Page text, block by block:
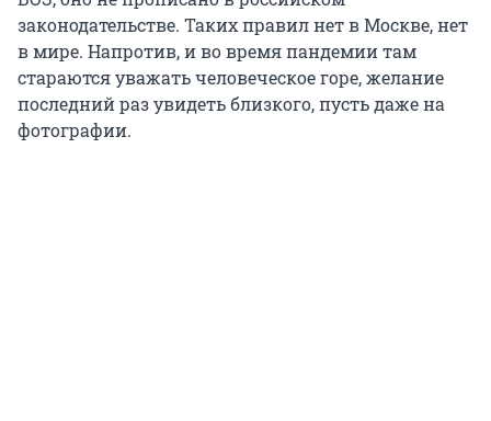
законодательстве. Таких правил нет в Москве, нет
в мире. Напротив, и во время пандемии там
стараются уважать человеческое горе, желание
последний раз увидеть близкого, пусть даже на
фотографии.